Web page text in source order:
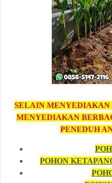
SELAIN
MENYEDIAKAN
PENEDUH
POHON